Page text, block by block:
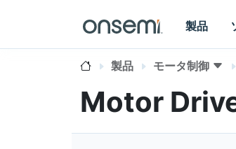
製品
製品 モータ制御
Motor